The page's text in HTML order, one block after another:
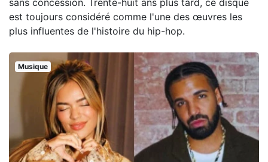
sans concession. Trente-huit ans plus tard, ce disque
est toujours considéré comme l'une des œuvres les
plus influentes de l'histoire du hip-hop.
Musique